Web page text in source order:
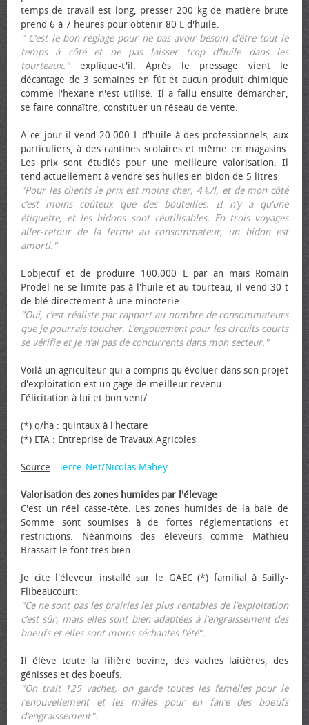
temps de travail est long, presser 200 kg de matière brute
prend 6 à 7 heures pour obtenir 80 L d'huile.
" C’est le bon réglage pour ne pas avoir besoin d’être tout le
temps à côté et ne pas laisser trop d’huile dans les
tourteaux."explique-t'il. Après le pressage vient le
décantage de 3 semaines en fût et aucun produit chimique
comme l'hexane n'est utilisé. Il a fallu ensuite démarcher,
se faire connaître, constituer un réseau de vente.
A ce jour il vend 20.000 L d'huile à des professionnels, aux
particuliers, à des cantines scolaires et même en magasins.
Les prix sont étudiés pour une meilleure valorisation. Il
tend actuellement à vendre ses huiles en bidon de 5 litres
"Pour les clients le prix est moins cher, 4 €/l, et de mon côté
c’est moins coûteux que des bouteilles. II n’y a qu’une
étiquette, et les bidons sont réutilisables. En trois voyages
aller-retour de la ferme au consommateur, un bidon est
amorti."
L'objectif et de produire 100.000 L par an mais Romain
Prodel ne se limite pas à l'huile et au tourteau, il vend 30 t
de blé directement à une minoterie.
"Oui, c’est réaliste par rapport au nombre de consommateurs
que je pourrais toucher. L’engouement pour les circuits courts
se vérifie et je n’ai pas de concurrents dans mon secteur."
Voilà un agriculteur qui a compris qu'évoluer dans son projet
d'exploitation est un gage de meilleur revenu
Félicitation à lui et bon vent/
(*) q/ha : quintaux à l'hectare
(*) ETA : Entreprise de Travaux Agricoles
Source : Terre-Net/Nicolas Mahey
Valorisation des zones humides par l'élevage
C'est un réel casse-tête. Les zones humides de la baie de
Somme sont soumises à de fortes réglementations et
restrictions. Néanmoins des éleveurs comme Mathieu
Brassart le font très bien.
Je cite l'éleveur installé sur le GAEC (*) familial à Sailly-
Flibeaucourt:
"Ce ne sont pas les prairies les plus rentables de l’exploitation
c’est sûr, mais elles sont bien adaptées à l’engraissement des
bœufs et elles sont moins séchantes l’été".
Il élève toute la filière bovine, des vaches laitières, des
génisses et des bœufs.
"On trait 125 vaches, on garde toutes les femelles pour le
renouvellement et les mâles pour en faire des bœufs
d’engraissement".